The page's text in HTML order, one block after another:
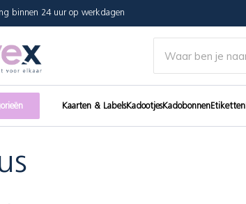
binnen 24 uur op werkdagen
Kaarten & LabelsKadootjesKadobonnenEtiketten